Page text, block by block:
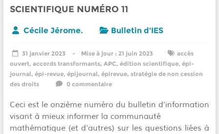
SCIENTIFIQUE NUMÉRO 11
Cécile Jérome. Bulletin d'IES
31 janvier 2023 21 juin 2023
accès
ouvert, accords transformants, APC, édition scientifique, épi-
journal, épi-revue, épijournal, épirevue, stratégie de non cession
des droits
0 commentaire
Ceci est le onzième numéro du bulletin d’information
visant à mieux informer la communauté
mathématique (et d’autres) sur les questions liées à